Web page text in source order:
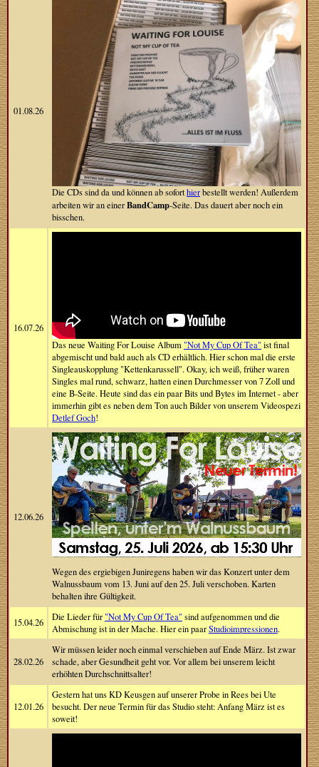
01.08.26
Die CDs sind da und können ab soforthierbestellt werden! Außerdem
arbeiten wir an einerBandCamp-Seite. Das dauert aber noch ein
bisschen.
16.07.26
Das neue Waiting For Louise Album "Not My Cup Of Tea" ist final
abgemischt und bald auch als CD erhältlich. Hier schon mal die erste
Singleauskopplung "Kettenkarussell". Okay, ich weiß, früher waren
Singles mal rund, schwarz, hatten einen Durchmesser von 7 Zoll und
eine B-Seite. Heute sind das ein paar Bits und Bytes im Internet - aber
immerhin gibt es neben dem Ton auch Bilder von unserem Videospezi
Detlef Goch!
12.06.26
Wegen des ergiebigen Juniregens haben wir das Konzert unter dem
Walnussbaum vom 13. Juni auf den 25. Juli verschoben. Karten
behalten ihre Gültigkeit.
15.04.26 Die Lieder für "Not My Cup Of Tea" sind aufgenommen und die
Abmischung ist in der Mache. Hier ein paarStudioimpressionen.
28.02.26
Wir müssen leider noch einmal verschieben auf Ende März. Ist zwar
schade, aber Gesundheit geht vor. Vor allem bei unserem leicht
erhöhten Durchschnittsalter!
12.01.26
Gestern hat uns KD Keusgen auf unserer Probe in Rees bei Ute
besucht. Der neue Termin für das Studio steht: Anfang März ist es
soweit!